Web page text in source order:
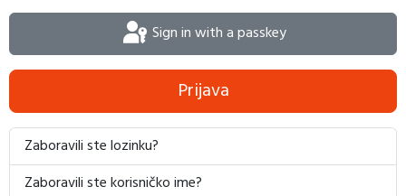
Sign in with a passkey
Prijava
Zaboravili ste lozinku?
Zaboravili ste korisničko ime?